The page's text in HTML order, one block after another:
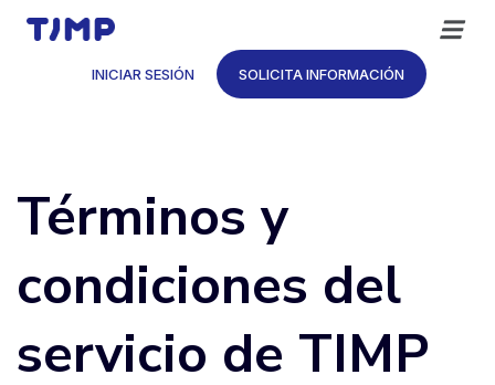
contenido
INICIAR SESIÓN SOLICITA INFORMACIÓN
Términos y
condiciones del
servicio de TIMP